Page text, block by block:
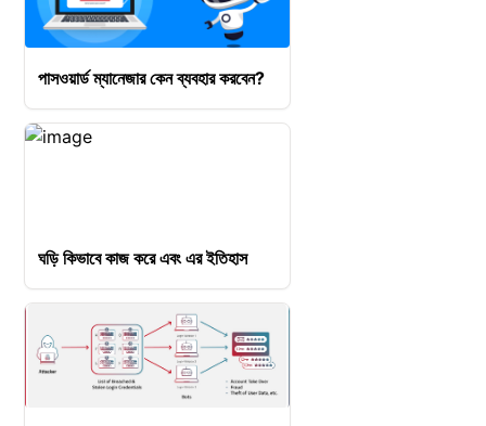
পাসওয়ার্ড ম্যানেজার কেন ব্যবহার করবেন?
ঘড়ি কিভাবে কাজ করে এবং এর ইতিহাস